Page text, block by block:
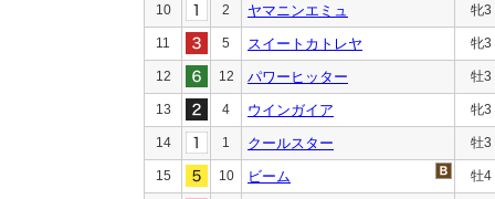
10 2 ヤマニンエミュ 牝3
11 5 スイートカトレヤ 牝3
12 12 パワーヒッター 牡3
13 4 ウインガイア 牝3
14 1 クールスター 牡3
15 10 ビーム 牡4